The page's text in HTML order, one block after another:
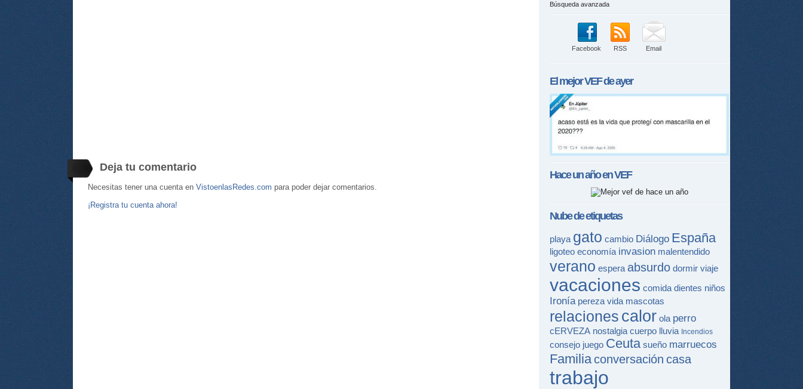
Deja tu comentario
Necesitas tener una cuenta en VistoenlasRedes.com para poder dejar comentarios.
¡Registra tu cuenta ahora!
Búsqueda avanzada
Facebook RSS Email
El mejorVEFde ayer
Hace un año enVEF
Nube de etiquetas
playa gato cambio Diálogo España
ligoteo economía invasion malentendido
verano espera absurdo dormir viaje
vacaciones comida dientes niños
Ironía pereza vida mascotas
relaciones calor ola perro
cERVEZA nostalgia cuerpo lluvia Incendios
consejo juego Ceuta sueño marruecos
Familiaconversación casa
trabajo